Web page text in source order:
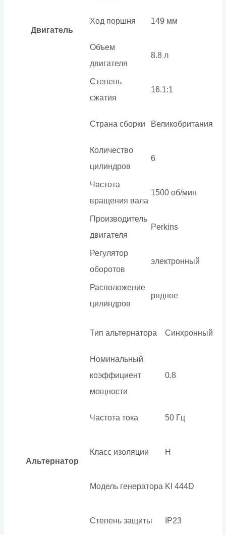
Двигатель
Ход поршня 149 мм
Объем
двигателя
8.8 л
Степень
сжатия
16.1:1
Страна сборки Великобритания
Количество
цилиндров
6
Частота
вращения вала
1500 об/мин
Производитель
двигателя
Perkins
Регулятор
оборотов
электронный
Расположение
цилиндров
рядное
Альтернатор
Тип альтернатора Синхронный
Номинальный
коэффициент
мощности
0.8
Частота тока 50 Гц
Класс изоляции H
Модель генератора KI 444D
Степень защиты IP23